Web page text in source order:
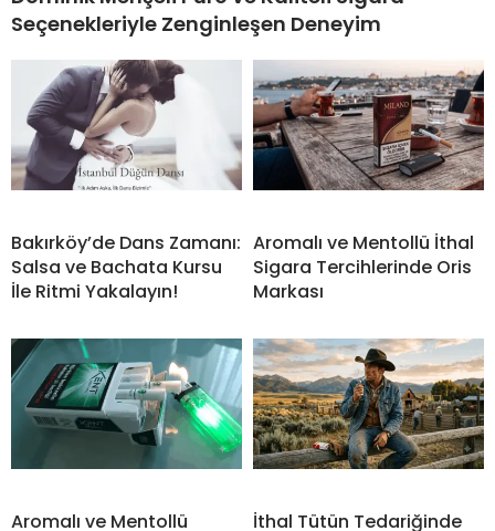
Seçenekleriyle Zenginleşen Deneyim
Bakırköy’de Dans Zamanı:
Salsa ve Bachata Kursu
İle Ritmi Yakalayın!
Aromalı ve Mentollü İthal
Sigara Tercihlerinde Oris
Markası
Aromalı ve Mentollü
İthal Tütün Tedariğinde